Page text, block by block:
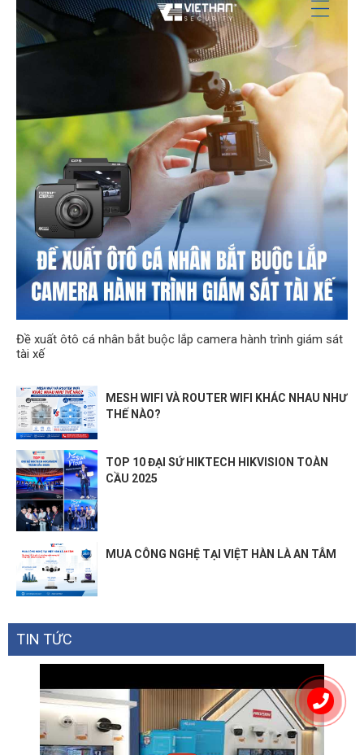
Đề xuất ôtô cá nhân bắt buộc lắp camera hành trình giám sát
tài xế
MESH WIFI VÀ ROUTER WIFI KHÁC NHAU NHƯ
THẾ NÀO?
TOP 10 ĐẠI SỨ HIKTECH HIKVISION TOÀN
CẦU 2025
MUA CÔNG NGHỆ TẠI VIỆT HÀN LÀ AN TÂM
TIN TỨC